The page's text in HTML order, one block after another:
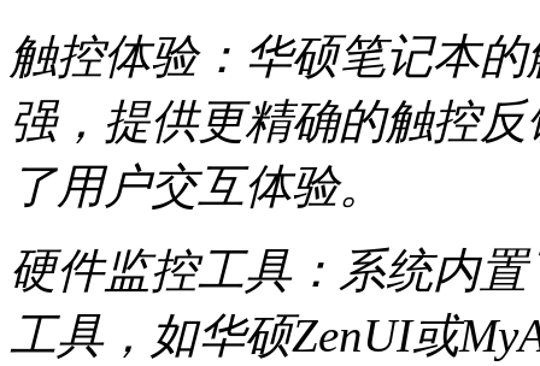
触控体验：华硕笔记本
强，提供更精确的触控
了用户交互体验。
硬件监控工具：系统内
工具，如华硕ZenUI或